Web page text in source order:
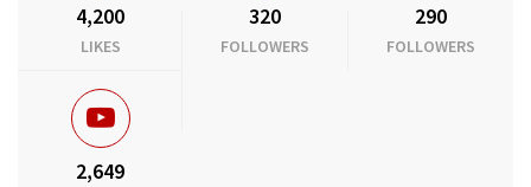
4,200
LIKES
320
FOLLOWERS
290
FOLLOWERS
2,649